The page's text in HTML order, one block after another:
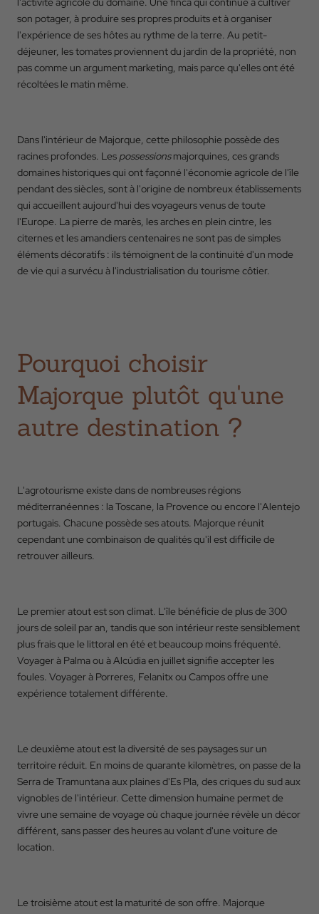
son potager, à produire ses propres produits et à organiser
l'expérience de ses hôtes au rythme de la terre. Au petit-
déjeuner, les tomates proviennent du jardin de la propriété, non
pas comme un argument marketing, mais parce qu'elles ont été
récoltées le matin même.
Dans l'intérieur de Majorque, cette philosophie possède des
racines profondes. Les possessionsmajorquines, ces grands
domaines historiques qui ont façonné l'économie agricole de l'île
pendant des siècles, sont à l'origine de nombreux établissements
qui accueillent aujourd'hui des voyageurs venus de toute
l'Europe. La pierre de marès, les arches en plein cintre, les
citernes et les amandiers centenaires ne sont pas de simples
éléments décoratifs : ils témoignent de la continuité d'un mode
de vie qui a survécu à l'industrialisation du tourisme côtier.
Pourquoi choisir
Majorque plutôt qu'une
autre destination ?
L'agrotourisme existe dans de nombreuses régions
méditerranéennes : la Toscane, la Provence ou encore l'Alentejo
portugais. Chacune possède ses atouts. Majorque réunit
cependant une combinaison de qualités qu'il est difficile de
retrouver ailleurs.
Le premier atout est son climat. L'île bénéficie de plus de 300
jours de soleil par an, tandis que son intérieur reste sensiblement
plus frais que le littoral en été et beaucoup moins fréquenté.
Voyager à Palma ou à Alcúdia en juillet signifie accepter les
foules. Voyager à Porreres, Felanitx ou Campos offre une
expérience totalement différente.
Le deuxième atout est la diversité de ses paysages sur un
territoire réduit. En moins de quarante kilomètres, on passe de la
Serra de Tramuntana aux plaines d'Es Pla, des criques du sud aux
vignobles de l'intérieur. Cette dimension humaine permet de
vivre une semaine de voyage où chaque journée révèle un décor
différent, sans passer des heures au volant d'une voiture de
location.
Le troisième atout est la maturité de son offre. Majorque